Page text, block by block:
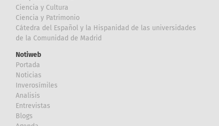
Ciencia y Cultura
Ciencia y Patrimonio
Cátedra del Español y la Hispanidad de las universidades
de la Comunidad de Madrid
Notiweb
Portada
Noticias
Inverosímiles
Analisis
Entrevistas
Blogs